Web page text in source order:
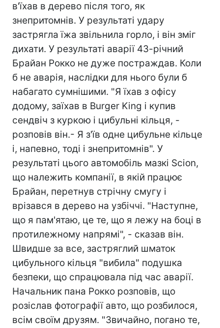
в'їхав в дерево після того, як
знепритомнів. У результаті удару
застрягла їжа звільнила горло, і він зміг
дихати. У результаті аварії 43-річний
Брайан Рокко не дуже постраждав. Коли
б не аварія, наслідки для нього були б
набагато сумнішими. "Я їхав з офісу
додому, заїхав в Burger King і купив
сендвіч з куркою і цибульні кільця, -
розповів він.- Я з'їв одне цибульне кільце
і, напевно, тоді і знепритомнів". У
результаті цього автомобіль мазкі Scion,
що належить компанії, в якій працює
Брайан, перетнув стрічну смугу і
врізався в дерево на узбіччі. "Наступне,
що я пам'ятаю, це те, що я лежу на боці в
протилежному напрямі", - сказав він.
Швидше за все, застряглий шматок
цибульного кільця "вибила" подушка
безпеки, що спрацювала під час аварії.
Начальник пана Рокко розповів, що
розіслав фотографії авто, що розбилося,
всім своїм друзям. "Звичайно, погано те,